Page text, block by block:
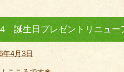
誕生日プレゼントリニュー
年4月3日